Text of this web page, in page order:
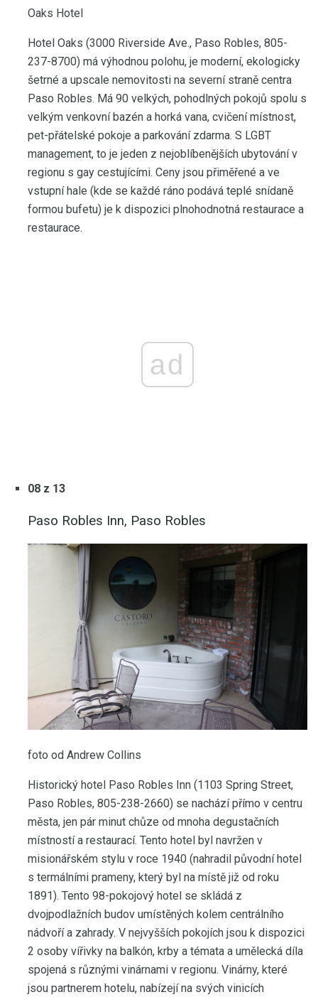
Oaks Hotel
Hotel Oaks (3000 Riverside Ave., Paso Robles, 805-
237-8700) má výhodnou polohu, je moderní, ekologicky
šetrné a upscale nemovitosti na severní straně centra
Paso Robles. Má 90 velkých, pohodlných pokojů spolu s
velkým venkovní bazén a horká vana, cvičení místnost,
pet-přátelské pokoje a parkování zdarma. S LGBT
management, to je jeden z nejoblíbenějších ubytování v
regionu s gay cestujícími. Ceny jsou přiměřené a ve
vstupní hale (kde se každé ráno podává teplé snídaně
formou bufetu) je k dispozici plnohodnotná restaurace a
restaurace.
ad
08 z 13
Paso Robles Inn, Paso Robles
foto od Andrew Collins
Historický hotel Paso Robles Inn (1103 Spring Street,
Paso Robles, 805-238-2660) se nachází přímo v centru
města, jen pár minut chůze od mnoha degustačních
místností a restaurací. Tento hotel byl navržen v
misionářském stylu v roce 1940 (nahradil původní hotel
s termálními prameny, který byl na místě již od roku
1891). Tento 98-pokojový hotel se skládá z
dvojpodlažních budov umístěných kolem centrálního
nádvoří a zahrady. V nejvyšších pokojích jsou k dispozici
2 osoby vířivky na balkón, krby a témata a umělecká díla
spojená s různými vinárnami v regionu. Vinárny, které
jsou partnerem hotelu, nabízejí na svých vinicích